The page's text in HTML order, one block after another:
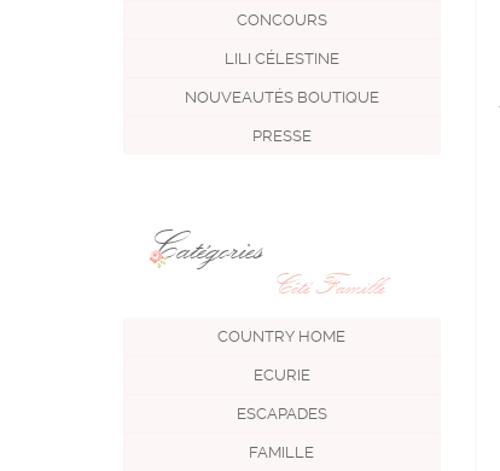
CONCOURS
LILI CÉLESTINE
NOUVEAUTÉS BOUTIQUE
PRESSE
Catégories
Côté Famille
COUNTRY HOME
ECURIE
ESCAPADES
FAMILLE